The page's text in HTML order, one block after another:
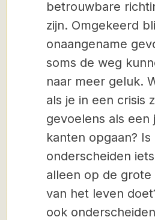
betrouwbare
zijn. Omgekeerd
onaangename
soms de weg
naar meer geluk.
als je in een crisis
gevoelens als een
kanten opgaan? Is
onderscheiden
alleen op de
van het leven
ook